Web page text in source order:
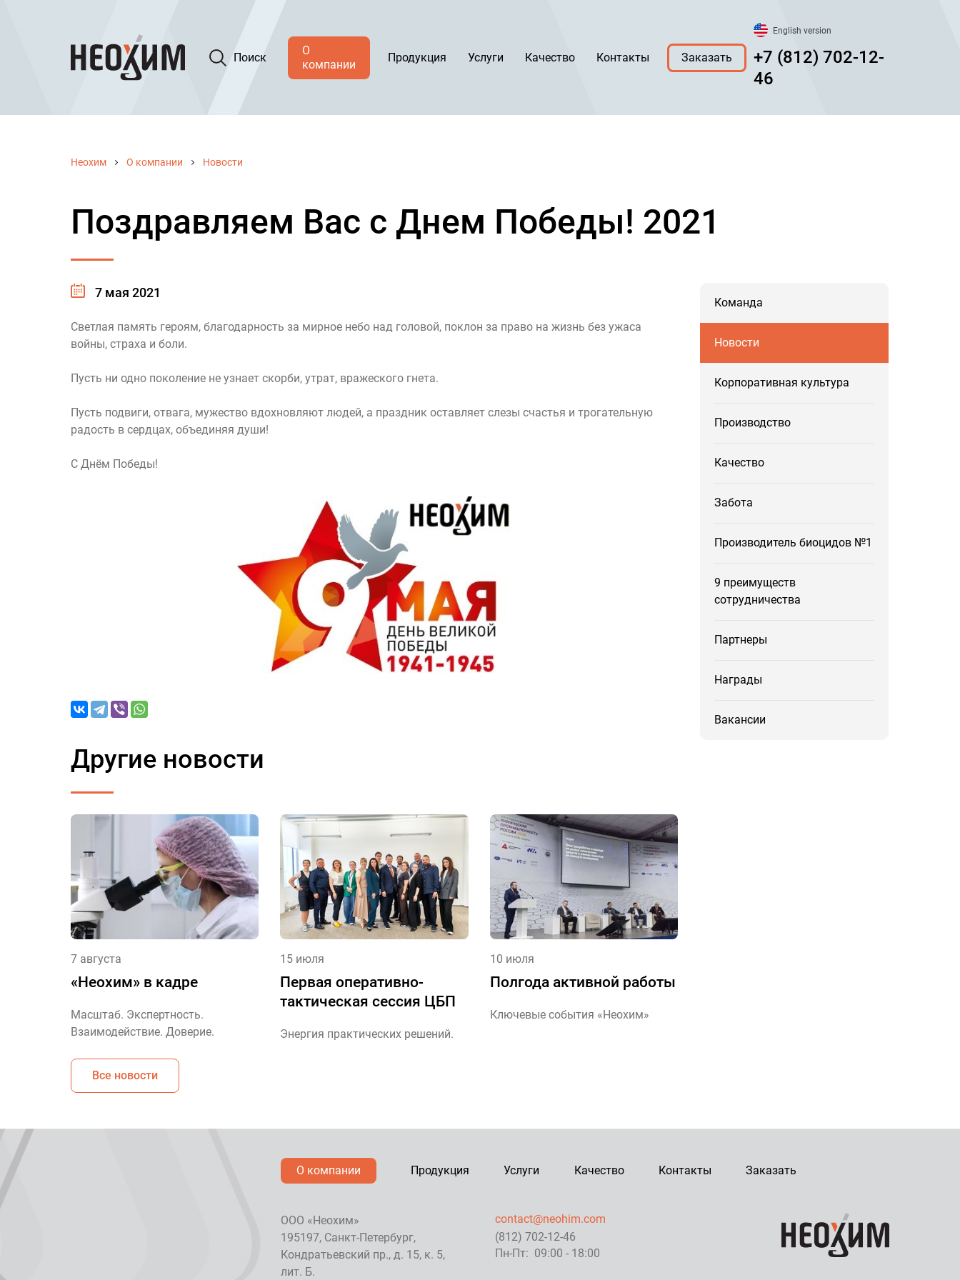
Поиск
О
компании
Продукция Услуги Качество Контакты Заказать
English version
+7 (812) 702-12-
46
Неохим О компании Новости
Поздравляем Вас с Днем Победы! 2021
7 мая 2021
Светлая память героям, благодарность за мирное небо над головой, поклон за право на жизнь без ужаса
войны, страха и боли.
Пусть ни одно поколение не узнает скорби, утрат, вражеского гнета.
Пусть подвиги, отвага, мужество вдохновляют людей, а праздник оставляет слезы счастья и трогательную
радость в сердцах, объединяя души!
С Днём Победы!
Другие новости
7 августа
«Неохим» в кадре
Масштаб. Экспертность.
Взаимодействие. Доверие.
15 июля
Первая оперативно-
тактическая сессия ЦБП
Энергия практических решений.
10 июля
Полгода активной работы
Ключевые события «Неохим»
Все новости
Команда
Новости
Корпоративная культура
Производство
Качество
Забота
Производитель биоцидов №1
9 преимуществ
сотрудничества
Партнеры
Награды
Вакансии
О компании Продукция Услуги Качество Контакты Заказать
ООО «Неохим»
195197, Санкт-Петербург,
Кондратьевский пр., д. 15, к. 5,
лит. Б.
contact@neohim.com
(812) 702-12-46
Пн-Пт: 09:00 - 18:00